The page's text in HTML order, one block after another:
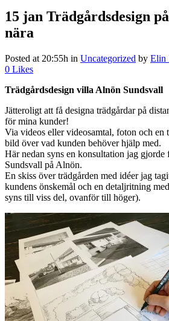
15 jan Trädgårdsdesign
nära
Posted at 20:55h in Uncategorized by Elin
0 Likes
Trädgårdsdesign villa Alnön Sundsvall
Jätteroligt att få designa trädgårdar på
för mina kunder!
Via videos eller videosamtal, foton och en
bild över vad kunden behöver hjälp med.
Här nedan syns en konsultation jag
Sundsvall på Alnön.
En skiss över trädgården med idéer jag
kundens önskemål och en detaljritning
syns till viss del, ovanför till höger).